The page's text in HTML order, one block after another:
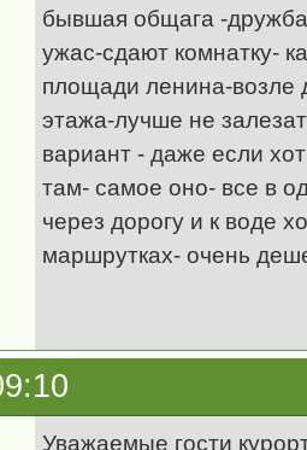
бывшая общага -
ужас-сдают комнатку-
площади ленина-возле
этажа-лучше не
вариант - даже если
там- самое оно- все в
через дорогу и к воде
маршрутках- очень
Уважаемые гости